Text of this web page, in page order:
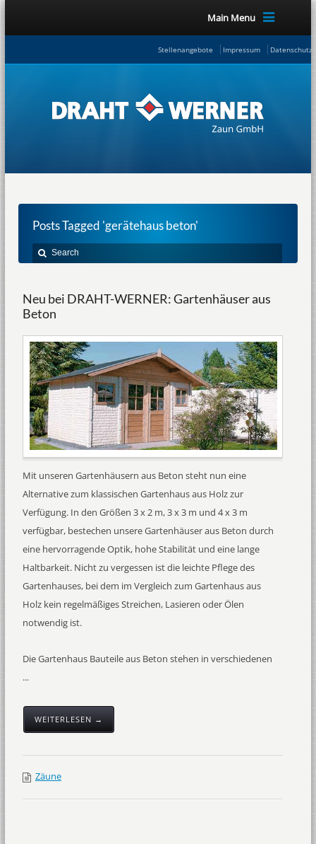
Main Menu
Stellenangebote Impressum
Posts Tagged 'gerätehaus beton'
Neu bei DRAHT-WERNER: Gartenhäuser aus
Beton
Mit unseren Gartenhäusern aus Beton steht nun eine
Alternative zum klassischen Gartenhaus aus Holz zur
Verfügung. In den Größen 3 x 2 m, 3 x 3 m und 4 x 3 m
verfügbar, bestechen unsere Gartenhäuser aus Beton durch
eine hervorragende Optik, hohe Stabilität und eine lange
Haltbarkeit. Nicht zu vergessen ist die leichte Pflege des
Gartenhauses, bei dem im Vergleich zum Gartenhaus aus
Holz kein regelmäßiges Streichen, Lasieren oder Ölen
notwendig ist.
Die Gartenhaus Bauteile aus Beton stehen in verschiedenen
...
WEITERLESEN →
Zäune